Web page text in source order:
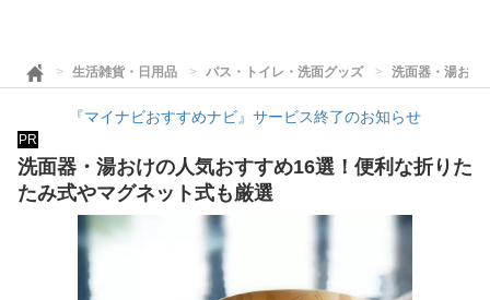
生活雑貨・日用品 バス・トイレ・洗面グッズ 洗面器・湯おけ
『マイナビおすすめナビ』サービス終了のお知らせ
PR
洗面器・湯おけの人気おすすめ16選！便利な折りた
たみ式やマグネット式も厳選